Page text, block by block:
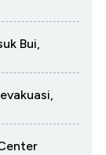
Bui,